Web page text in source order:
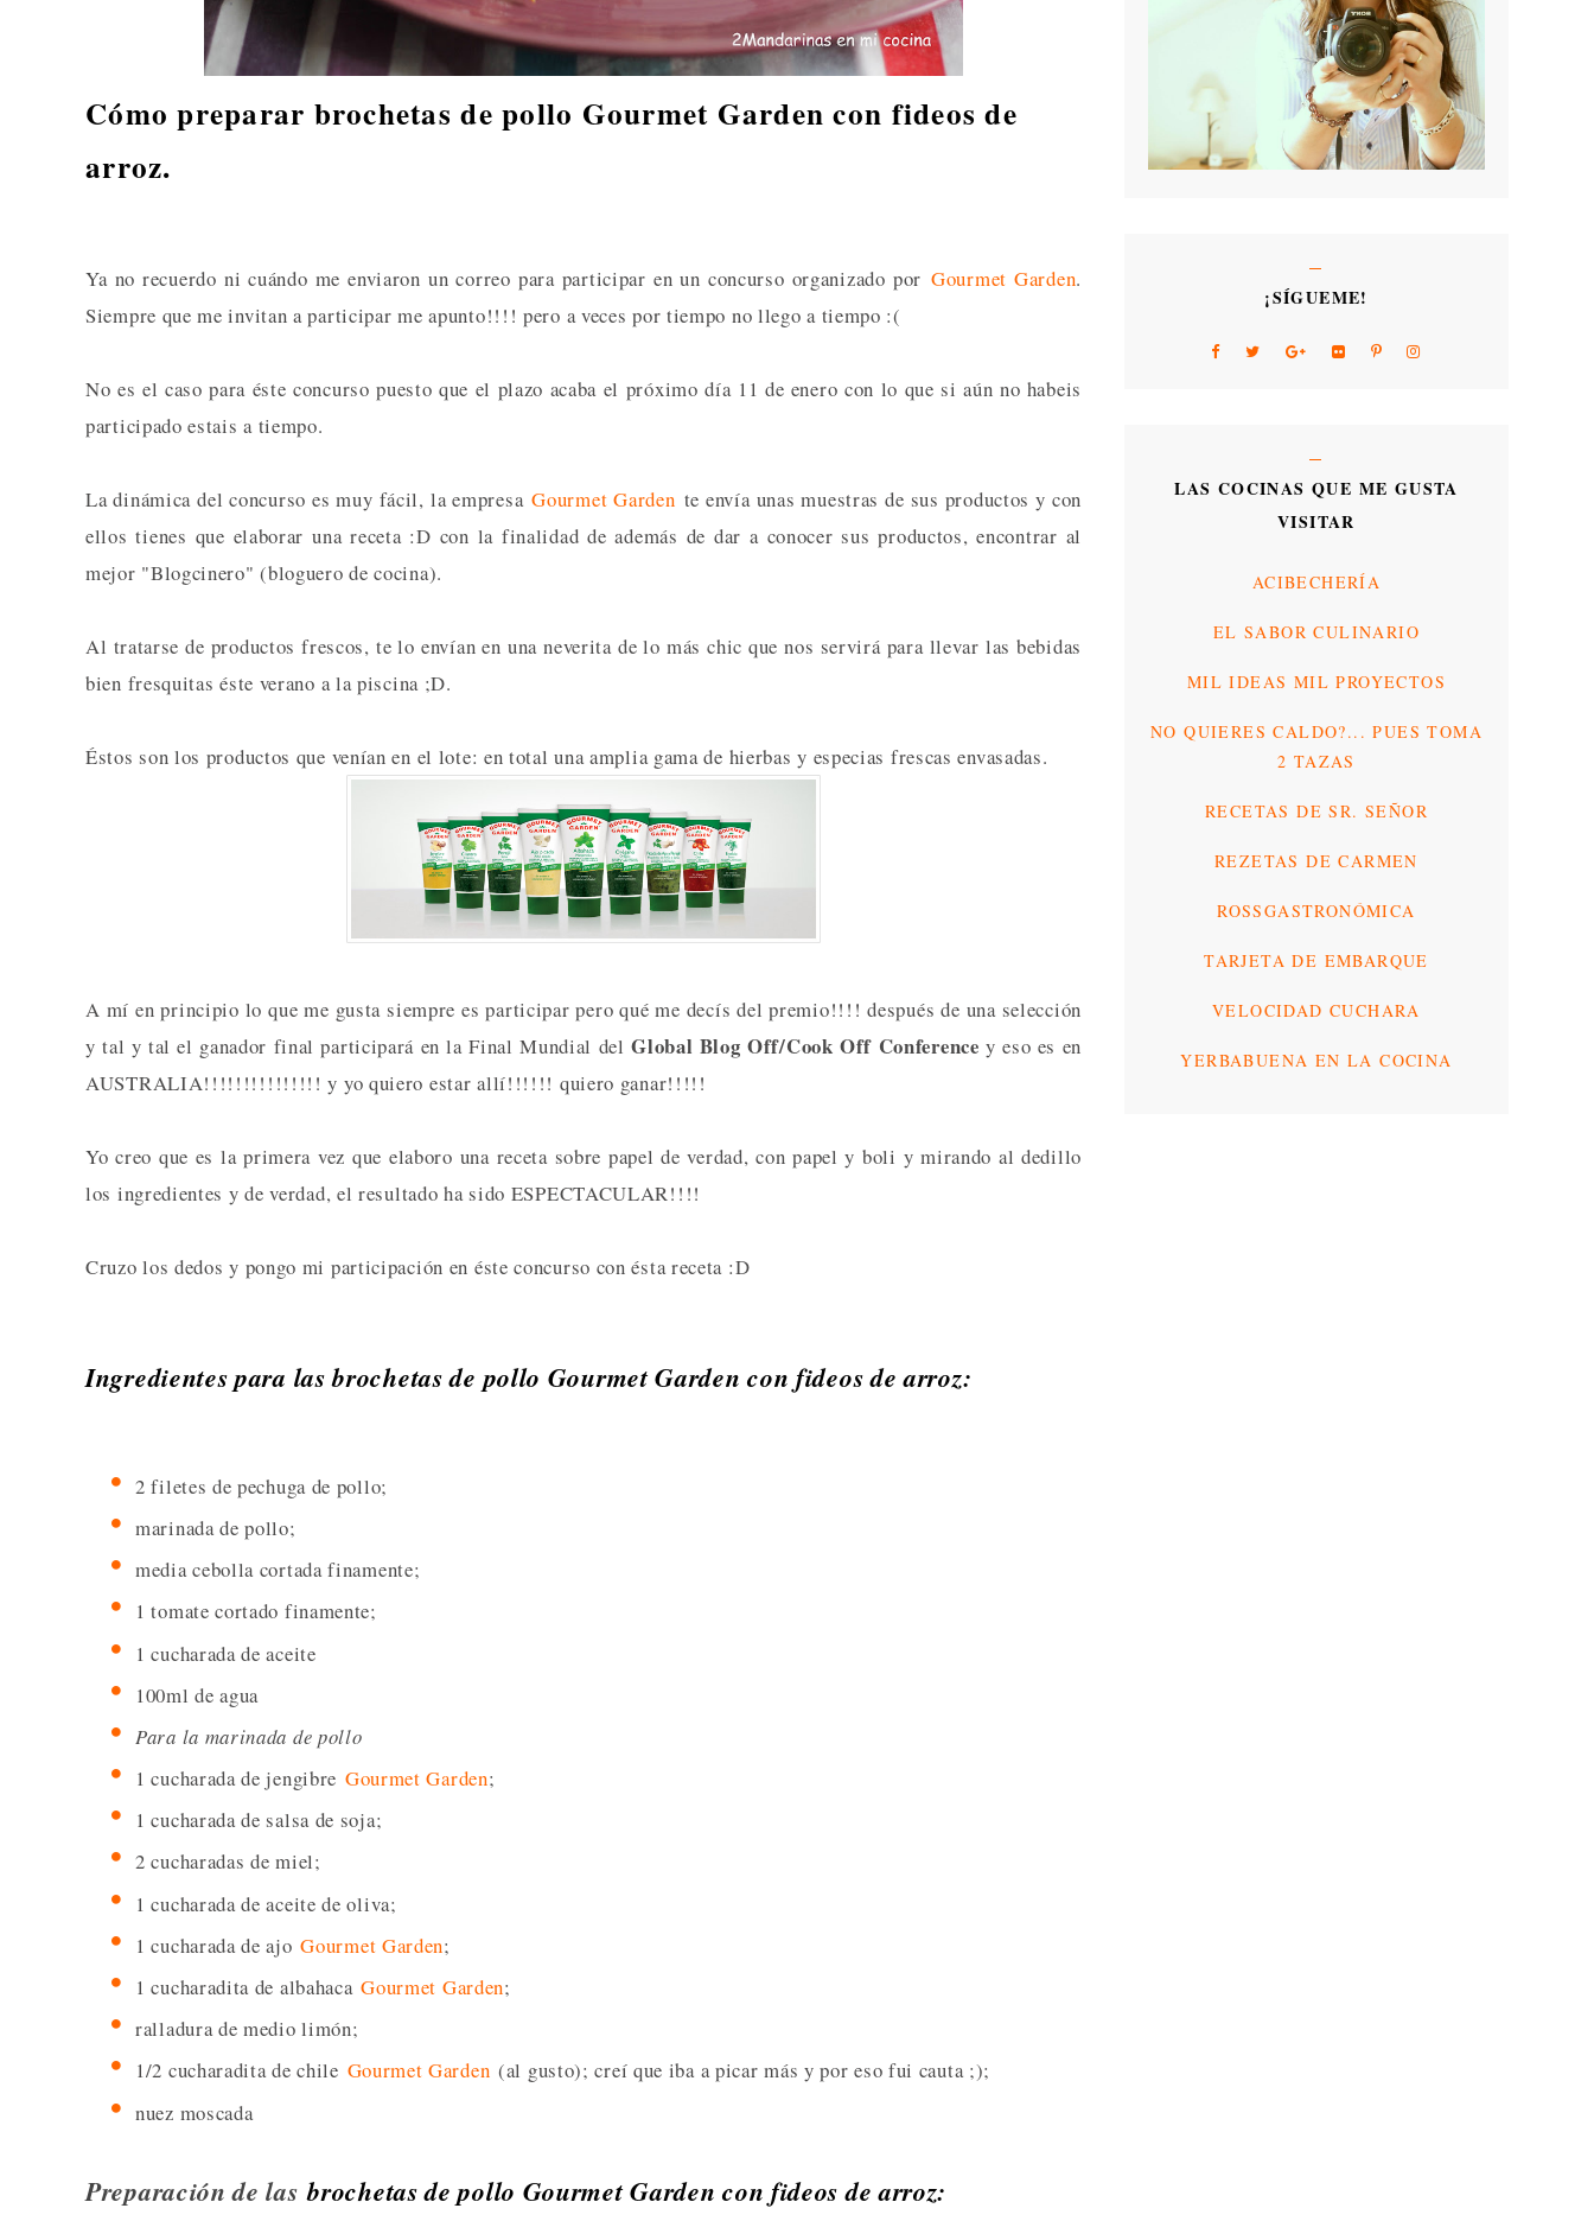
Cómo preparar brochetas de pollo Gourmet Garden con fideos de
arroz.
Ya no recuerdo ni cuándo me enviaron un correo para participar en un concurso organizado porGourmet Garden.
Siempre que me invitan a participar me apunto!!!! pero a veces por tiempo no llego a tiempo :(
No es el caso para éste concurso puesto que el plazo acaba el próximo día 11 de enero con lo que si aún no habeis
participado estais a tiempo.
La dinámica del concurso es muy fácil, la empresaGourmet Garden te envía unas muestras de sus productos y con
ellos tienes que elaborar una receta :D con la finalidad de además de dar a conocer sus productos, encontrar al
mejor "Blogcinero" (bloguero de cocina).
Al tratarse de productos frescos, te lo envían en una neverita de lo más chic que nos servirá para llevar las bebidas
bien fresquitas éste verano a la piscina ;D.
Éstos son los productos que venían en el lote: en total una amplia gama de hierbas y especias frescas envasadas.
A mí en principio lo que me gusta siempre es participar pero qué me decís del premio!!!! después de una selección
y tal y tal el ganador final participará en la Final Mundial del Global Blog Off/Cook Off Conference y eso es en
AUSTRALIA!!!!!!!!!!!!!!! y yo quiero estar allí!!!!!! quiero ganar!!!!!
Yo creo que es la primera vez que elaboro una receta sobre papel de verdad, con papel y boli y mirando al dedillo
los ingredientes y de verdad, el resultado ha sido ESPECTACULAR!!!!
Cruzo los dedos y pongo mi participación en éste concurso con ésta receta :D
Ingredientes para las brochetas de pollo Gourmet Garden con fideos de arroz:
2 filetes de pechuga de pollo;
marinada de pollo;
media cebolla cortada finamente;
1 tomate cortado finamente;
1 cucharada de aceite
100ml de agua
Para la marinada de pollo
1 cucharada de jengibre Gourmet Garden;
1 cucharada de salsa de soja;
2 cucharadas de miel;
1 cucharada de aceite de oliva;
1 cucharada de ajoGourmet Garden;
1 cucharadita de albahacaGourmet Garden;
ralladura de medio limón;
1/2 cucharadita de chile Gourmet Garden (al gusto); creí que iba a picar más y por eso fui cauta ;);
nuez moscada
Preparación de lasbrochetas de pollo Gourmet Garden con fideos de arroz:
¡SÍGUEME!
LAS COCINAS QUE ME GUSTA
VISITAR
ACIBECHERÍA
EL SABOR CULINARIO
MIL IDEAS MIL PROYECTOS
NO QUIERES CALDO?... PUES TOMA
2 TAZAS
RECETAS DE SR. SEÑOR
REZETAS DE CARMEN
ROSSGASTRONÓMICA
TARJETA DE EMBARQUE
VELOCIDAD CUCHARA
YERBABUENA EN LA COCINA